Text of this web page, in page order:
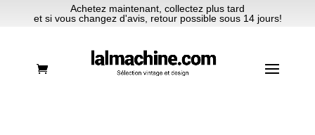
Achetez maintenant, collectez plus tard
et si vous changez d'avis, retour possible sous 14 jours!